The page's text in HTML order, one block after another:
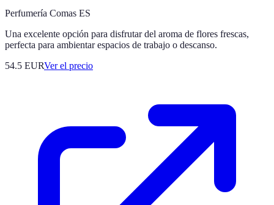
Perfumería Comas ES
Una excelente opción para disfrutar del aroma de flores frescas,
perfecta para ambientar espacios de trabajo o descanso.
54.5 EURVer el precio